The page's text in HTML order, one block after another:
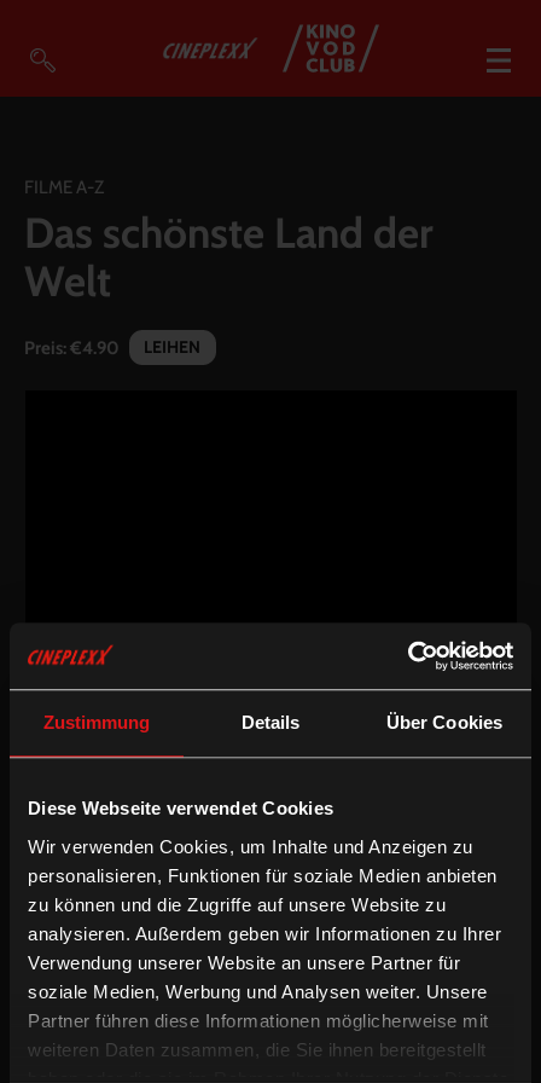
Zustimmung Details Über Cookies
Diese Webseite verwendet Cookies
Wir verwenden Cookies, um Inhalte und Anzeigen zu
personalisieren, Funktionen für soziale Medien anbieten
zu können und die Zugriffe auf unsere Website zu
analysieren. Außerdem geben wir Informationen zu Ihrer
Verwendung unserer Website an unsere Partner für
soziale Medien, Werbung und Analysen weiter. Unsere
Partner führen diese Informationen möglicherweise mit
weiteren Daten zusammen, die Sie ihnen bereitgestellt
haben oder die sie im Rahmen Ihrer Nutzung der Dienste
Gutscheine
Account
FILME A-Z
Das schönste Land der
Welt
Preis:€4.90 LEIHEN
AT / KR / SVN / SRB
Drehbuch: Zelimir Zilnik
Schnitt:Vuk Vukmirovic
Besetzung:Peter Roehsler, Miha Cernec, Nenad Puhovski, Vanja
Craniac
Mehrsprachige OV mit partiellen enUT
Dokumentarfilm/Englische UT
Dezember 2016, eine Kundgebung vor dem Parlament in Wien.
Zwei Männer kommen am Rande der Menschentraube